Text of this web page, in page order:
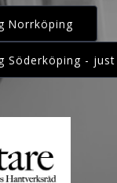
Norrköping
Söderköping -